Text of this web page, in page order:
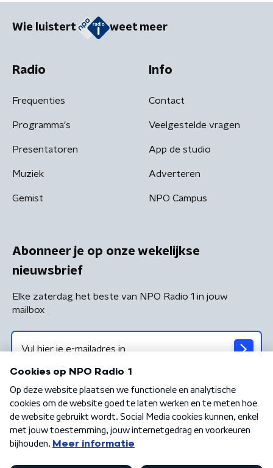
Wie luistert weet meer
Radio
Frequenties
Programma's
Presentatoren
Muziek
Gemist
Info
Contact
Veelgestelde vragen
App de studio
Adverteren
NPO Campus
Abonneer je op onze wekelijkse
nieuwsbrief
Elke zaterdag het beste van NPO Radio 1 in jouw
mailbox
Algemene voorwaarden